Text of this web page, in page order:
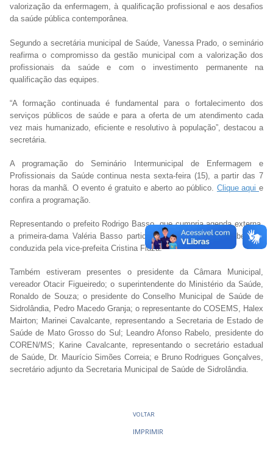
valorização da enfermagem, à qualificação profissional e aos desafios
da saúde pública contemporânea.
Segundo a secretária municipal de Saúde, Vanessa Prado, o seminário
reafirma o compromisso da gestão municipal com a valorização dos
profissionais da saúde e com o investimento permanente na
qualificação das equipes.
“A formação continuada é fundamental para o fortalecimento dos
serviços públicos de saúde e para a oferta de um atendimento cada
vez mais humanizado, eficiente e resolutivo à população”, destacou a
secretária.
A programação do Seminário Intermunicipal de Enfermagem e
Profissionais da Saúde continua nesta sexta-feira (15), a partir das 7
horas da manhã. O evento é gratuito e aberto ao público. Clique aquie
confira a programação.
Representando o prefeito Rodrigo Basso, que cumpria agenda externa,
a primeira-dama Valéria Basso participou da solenidade de abertura,
conduzida pela vice-prefeita Cristina Fiuza.
Também estiveram presentes o presidente da Câmara Municipal,
vereador Otacir Figueiredo; o superintendente do Ministério da Saúde,
Ronaldo de Souza; o presidente do Conselho Municipal de Saúde de
Sidrolândia, Pedro Macedo Granja; o representante do COSEMS, Halex
Mairton; Marinei Cavalcante, representando a Secretaria de Estado de
Saúde de Mato Grosso do Sul; Leandro Afonso Rabelo, presidente do
COREN/MS; Karine Cavalcante, representando o secretário estadual
de Saúde, Dr. Maurício Simões Correia; e Bruno Rodrigues Gonçalves,
secretário adjunto da Secretaria Municipal de Saúde de Sidrolândia.
VOLTAR
IMPRIMIR